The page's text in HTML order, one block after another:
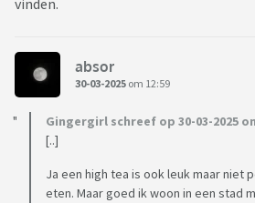
vinden.
absor
30-03-2025 om 12:59
Gingergirl schreef op 30-03-2025
[..]
Ja een high tea is ook leuk maar niet
eten. Maar goed ik woon in een stad